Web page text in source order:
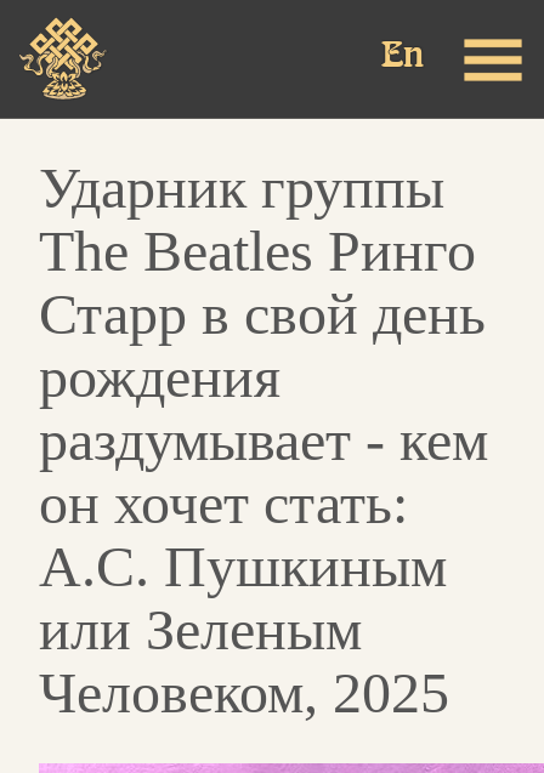
основному
содержанию
Ударник группы
The Beatles Ринго
Старр в свой день
рождения
раздумывает - кем
он хочет стать:
А.С. Пушкиным
или Зеленым
Человеком, 2025